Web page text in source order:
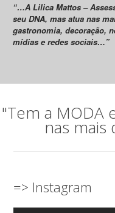
“…A Lilica Mattos –
seu DNA, mas atua nas
gastronomia, decoração,
mídias e redes sociais…”
"Tem a MODA
nas mais
=> Instagram